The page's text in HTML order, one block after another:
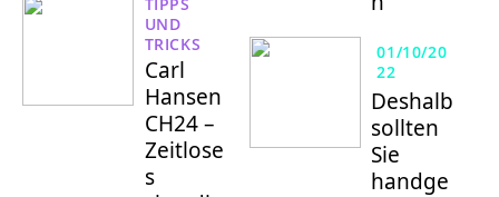
UND
TRICKS
Carl
Hansen
CH24 –
Zeitlose
s
01/10/20
22
Deshalb
sollten
Sie
handge